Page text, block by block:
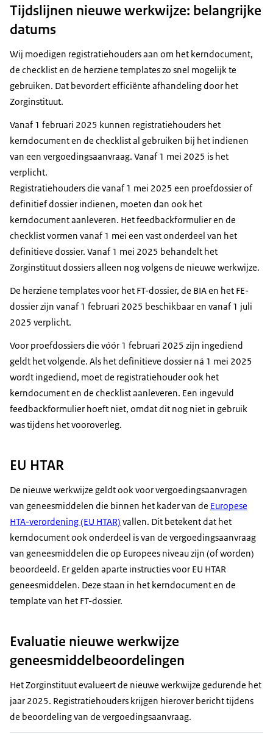
Tijdslijnen nieuwe werkwijze: belangrijke
datums
Wij moedigen registratiehouders aan om het kerndocument,
de checklist en de herziene templates zo snel mogelijk te
gebruiken. Dat bevordert efficiënte afhandeling door het
Zorginstituut.
Vanaf 1 februari 2025 kunnen registratiehouders het
kerndocument en de checklist al gebruiken bij het indienen
van een vergoedingsaanvraag. Vanaf 1 mei 2025 is het
verplicht.
Registratiehouders die vanaf 1 mei 2025 een proefdossier of
definitief dossier indienen, moeten dan ook het
kerndocument aanleveren. Het feedbackformulier en de
checklist vormen vanaf 1 mei een vast onderdeel van het
definitieve dossier. Vanaf 1 mei 2025 behandelt het
Zorginstituut dossiers alleen nog volgens de nieuwe werkwijze.
De herziene templates voor het FT-dossier, de BIA en het FE-
dossier zijn vanaf 1 februari 2025 beschikbaar en vanaf 1 juli
2025 verplicht.
Voor proefdossiers die vóór 1 februari 2025 zijn ingediend
geldt het volgende. Als het definitieve dossier ná 1 mei 2025
wordt ingediend, moet de registratiehouder ook het
kerndocument en de checklist aanleveren. Een ingevuld
feedbackformulier hoeft niet, omdat dit nog niet in gebruik
was tijdens het vooroverleg.
EU HTAR
De nieuwe werkwijze geldt ook voor vergoedingsaanvragen
van geneesmiddelen die binnen het kader van de Europese
HTA-verordening (EU HTAR) vallen. Dit betekent dat het
kerndocument ook onderdeel is van de vergoedingsaanvraag
van geneesmiddelen die op Europees niveau zijn (of worden)
beoordeeld. Er gelden aparte instructies voor EU HTAR
geneesmiddelen. Deze staan in het kerndocument en de
template van het FT-dossier.
Evaluatie nieuwe werkwijze
geneesmiddelbeoordelingen
Het Zorginstituut evalueert de nieuwe werkwijze gedurende het
jaar 2025. Registratiehouders krijgen hierover bericht tijdens
de beoordeling van de vergoedingsaanvraag.